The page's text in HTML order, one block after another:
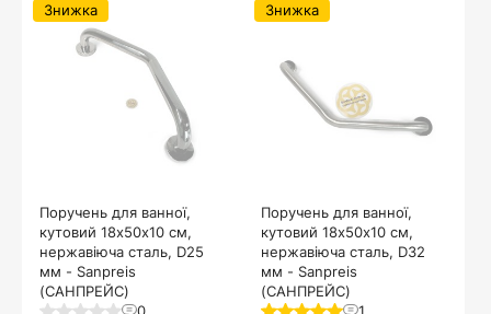
Поручень для ванної,
кутовий 18х50х10 см,
нержавіюча сталь, D25
мм - Sanpreis
(САНПРЕЙС)
Знижка
Поручень для ванної,
кутовий 18х50х10 см,
нержавіюча сталь, D32
мм - Sanpreis
(САНПРЕЙС)
Знижка